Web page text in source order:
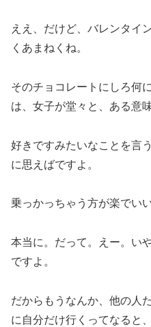
ええ、だけど、バレンタイ
くあまねくね。
そのチョコレートにしろ何
は、女子が堂々と、ある意
好きですみたいなことを言
に思えばですよ。
乗っかっちゃう方が楽でい
本当に。だって。えー。い
ですよ。
だからもうなんか、他の人
に自分だけ行くってなると